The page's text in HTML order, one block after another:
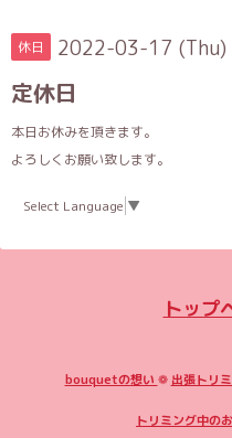
休日 2022-03-17 (Thu)
定休日
本日お休みを頂きます。
よろしくお願い致します。
Select Language ▼
トップ
bouquetの想い ❁ 出張トリ
トリミング中の